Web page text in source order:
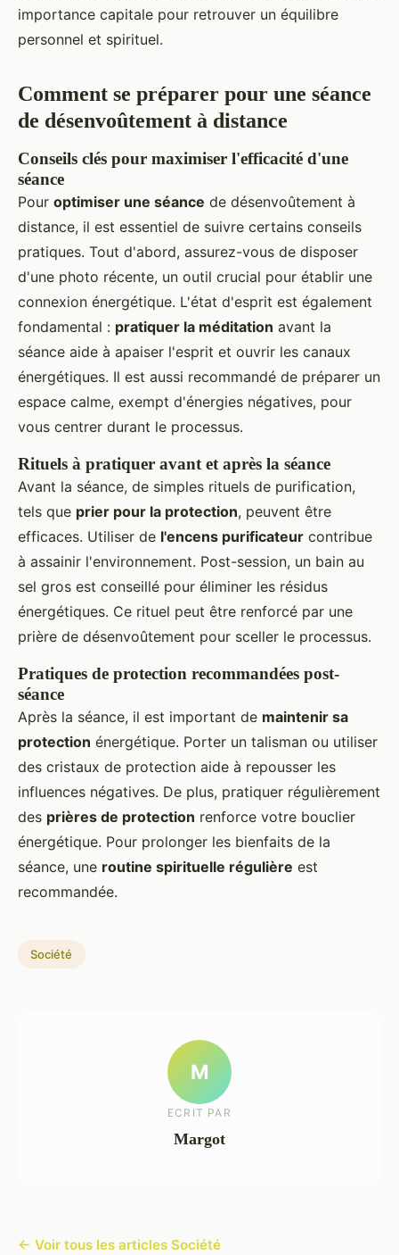
importance capitale pour retrouver un équilibre
personnel et spirituel.
Comment se préparer pour une séance
de désenvoûtement à distance
Conseils clés pour maximiser l'efficacité d'une
séance
Pour optimiser une séance de désenvoûtement à
distance, il est essentiel de suivre certains conseils
pratiques. Tout d'abord, assurez-vous de disposer
d'une photo récente, un outil crucial pour établir une
connexion énergétique. L'état d'esprit est également
fondamental : pratiquer la méditation avant la
séance aide à apaiser l'esprit et ouvrir les canaux
énergétiques. Il est aussi recommandé de préparer un
espace calme, exempt d'énergies négatives, pour
vous centrer durant le processus.
Rituels à pratiquer avant et après la séance
Avant la séance, de simples rituels de purification,
tels que prier pour la protection, peuvent être
efficaces. Utiliser de l'encens purificateur contribue
à assainir l'environnement. Post-session, un bain au
sel gros est conseillé pour éliminer les résidus
énergétiques. Ce rituel peut être renforcé par une
prière de désenvoûtement pour sceller le processus.
Pratiques de protection recommandées post-
séance
Après la séance, il est important de maintenir sa
protection énergétique. Porter un talisman ou utiliser
des cristaux de protection aide à repousser les
influences négatives. De plus, pratiquer régulièrement
des prières de protection renforce votre bouclier
énergétique. Pour prolonger les bienfaits de la
séance, une routine spirituelle régulière est
recommandée.
Société
M
ECRIT PAR
Margot
← Voir tous les articles Société